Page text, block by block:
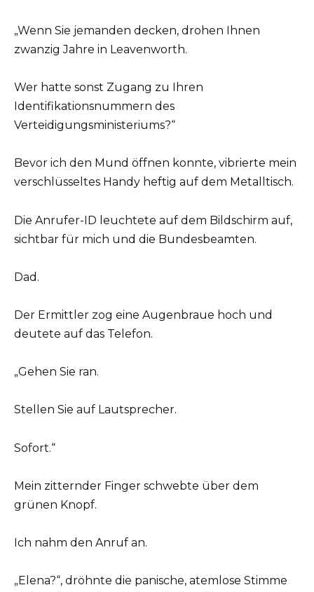
„Wenn Sie jemanden decken, drohen Ihnen
zwanzig Jahre in Leavenworth.
Wer hatte sonst Zugang zu Ihren
Identifikationsnummern des
Verteidigungsministeriums?“
Bevor ich den Mund öffnen konnte, vibrierte mein
verschlüsseltes Handy heftig auf dem Metalltisch.
Die Anrufer-ID leuchtete auf dem Bildschirm auf,
sichtbar für mich und die Bundesbeamten.
Dad.
Der Ermittler zog eine Augenbraue hoch und
deutete auf das Telefon.
„Gehen Sie ran.
Stellen Sie auf Lautsprecher.
Sofort.“
Mein zitternder Finger schwebte über dem
grünen Knopf.
Ich nahm den Anruf an.
„Elena?“, dröhnte die panische, atemlose Stimme